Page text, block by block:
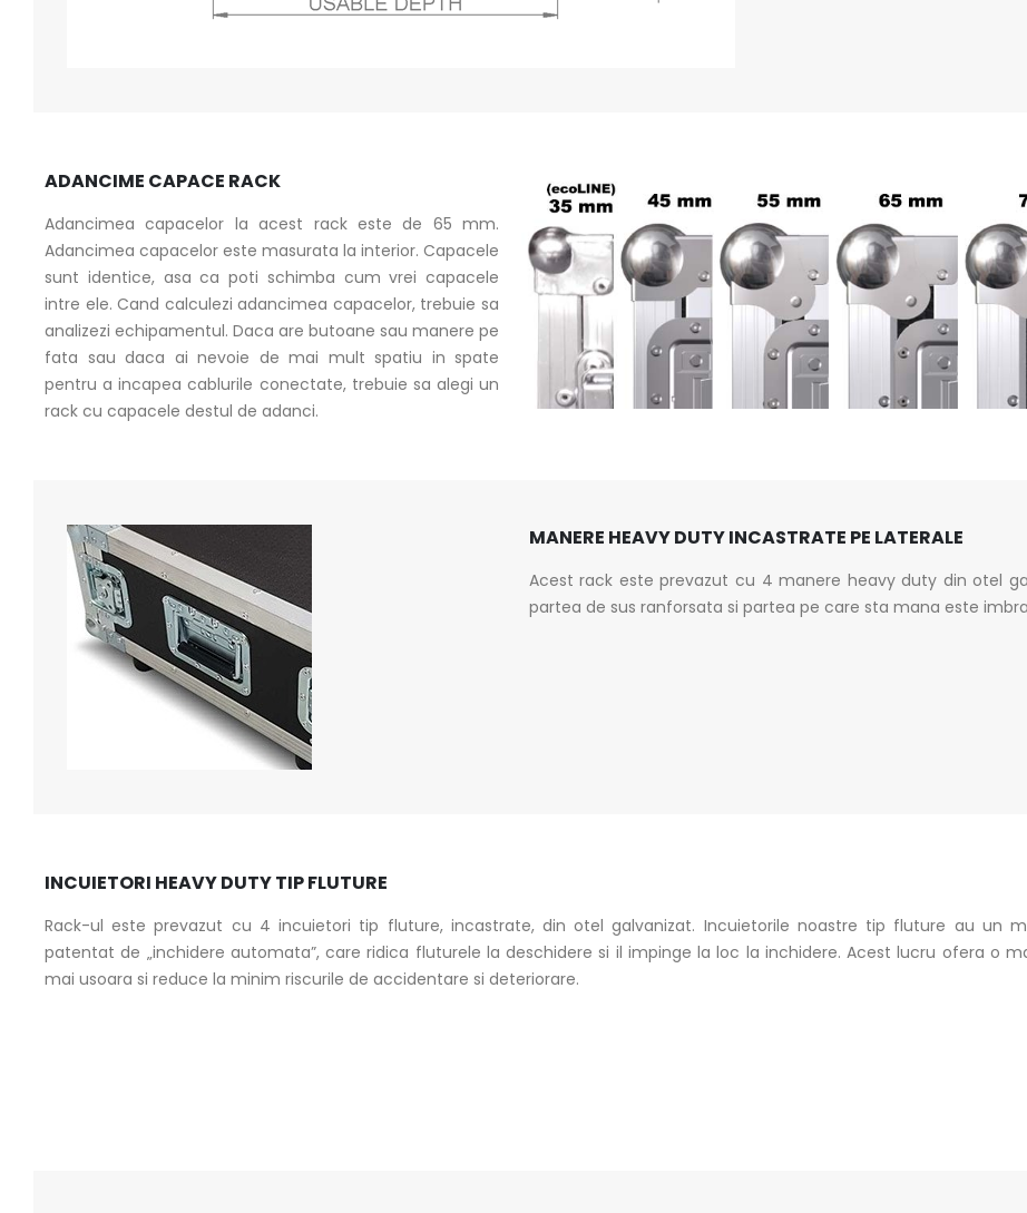
ADANCIME CAPACE RACK
Adancimea capacelor la acest rack este de 65 mm.
Adancimea capacelor este masurata la interior. Capacele
sunt identice, asa ca poti schimba cum vrei capacele
intre ele. Cand calculezi adancimea capacelor, trebuie sa
analizezi echipamentul. Daca are butoane sau manere pe
fata sau daca ai nevoie de mai mult spatiu in spate
pentru a incapea cablurile conectate, trebuie sa alegi un
rack cu capacele destul de adanci.
MANERE HEAVY DUTY INCASTRATE PE LATERALE
Acest rack este prevazut cu 4 manere heavy duty din otel
partea de sus ranforsata si partea pe care sta mana este
INCUIETORI HEAVY DUTY TIP FLUTURE
Rack-ul este prevazut cu 4 incuietori tip fluture, incastrate, din otel galvanizat. Incuietorile noastre tip fluture au un
patentat de „inchidere automata”, care ridica fluturele la deschidere si il impinge la loc la inchidere. Acest lucru ofera o
mai usoara si reduce la minim riscurile de accidentare si deteriorare.